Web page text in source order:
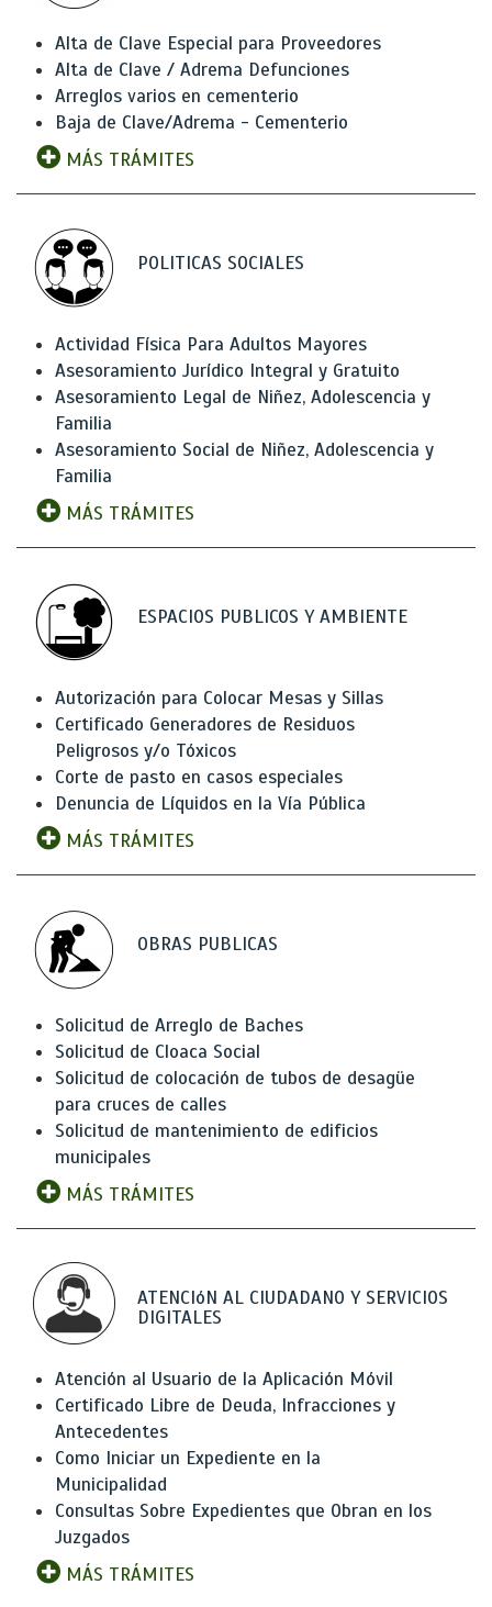
Alta de Clave Especial para Proveedores
Alta de Clave / Adrema Defunciones
Arreglos varios en cementerio
Baja de Clave/Adrema - Cementerio
MÁS TRÁMITES
POLITICAS SOCIALES
Actividad Física Para Adultos Mayores
Asesoramiento Jurídico Integral y Gratuito
Asesoramiento Legal de Niñez, Adolescencia y
Familia
Asesoramiento Social de Niñez, Adolescencia y
Familia
MÁS TRÁMITES
ESPACIOS PUBLICOS Y AMBIENTE
Autorización para Colocar Mesas y Sillas
Certificado Generadores de Residuos
Peligrosos y/o Tóxicos
Corte de pasto en casos especiales
Denuncia de Líquidos en la Vía Pública
MÁS TRÁMITES
OBRAS PUBLICAS
Solicitud de Arreglo de Baches
Solicitud de Cloaca Social
Solicitud de colocación de tubos de desagüe
para cruces de calles
Solicitud de mantenimiento de edificios
municipales
MÁS TRÁMITES
ATENCIóN AL CIUDADANO Y SERVICIOS
DIGITALES
Atención al Usuario de la Aplicación Móvil
Certificado Libre de Deuda, Infracciones y
Antecedentes
Como Iniciar un Expediente en la
Municipalidad
Consultas Sobre Expedientes que Obran en los
Juzgados
MÁS TRÁMITES